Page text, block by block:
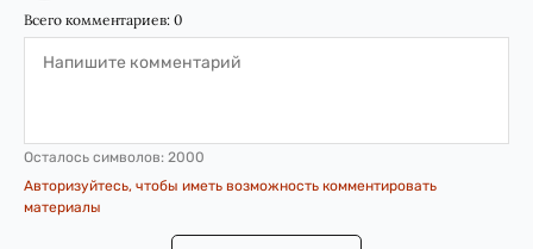
Всего комментариев: 0
Осталось символов: 2000
Авторизуйтесь, чтобы иметь возможность комментировать
материалы